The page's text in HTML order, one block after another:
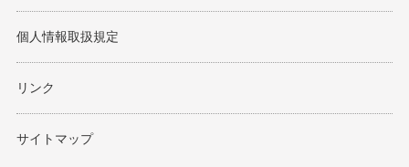
個人情報取扱規定
リンク
サイトマップ